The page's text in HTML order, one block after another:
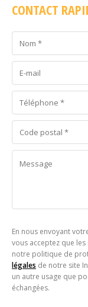
CONTACT
En nous envoyant
vous acceptez que
notre politique de
légales de notre site
un autre usage que
échangées.